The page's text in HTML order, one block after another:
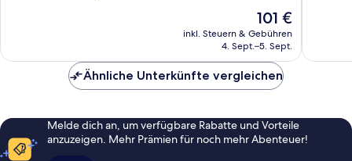
Bewertungen
Der
Preis
beträgt
101 €
inkl. Steuern & Gebühren
4. Sept.–5. Sept.
Ähnliche Unterkünfte vergleichen
Melde dich an, um verfügbare Rabatte und Vorteile
anzuzeigen. Mehr Prämien für noch mehr Abenteuer!